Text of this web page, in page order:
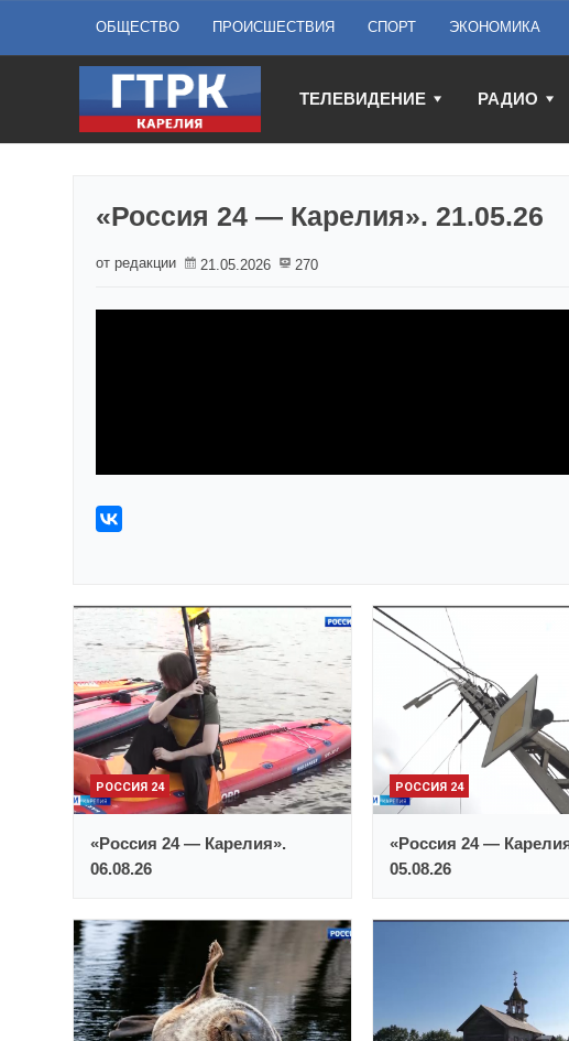
ОБЩЕСТВО ПРОИСШЕСТВИЯ СПОРТ ЭКОНОМИКА
ТЕЛЕВИДЕНИЕ РАДИО
«Россия 24 — Карелия». 21.05.26
от редакции 21.05.2026 270
РОССИЯ 24
«Россия 24 — Карелия».
06.08.26
РОССИЯ 24
«Россия 24 —
05.08.26